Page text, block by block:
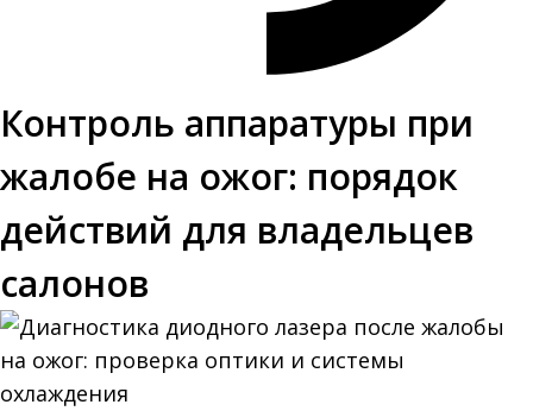
Контроль аппаратуры при
жалобе на ожог: порядок
действий для владельцев
салонов